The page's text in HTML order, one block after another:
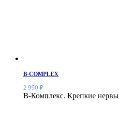
B-COMPLEX
2 990 ₽
В-Комплекс. Крепкие нервы